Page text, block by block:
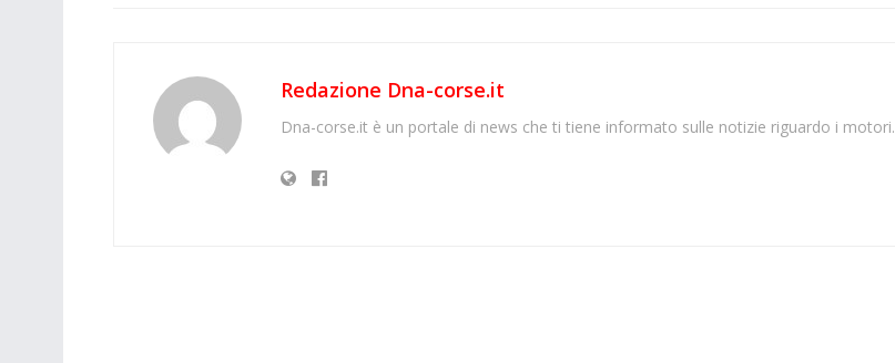
Redazione Dna-corse.it
Dna-corse.it è un portale di news che ti tiene informato sulle notizie riguardo i motori.